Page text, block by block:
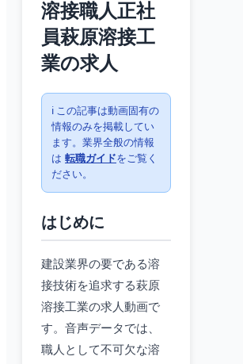
溶接職人正社
員萩原溶接工
業の求人
ℹ️ この記事は動画固有の
情報のみを掲載してい
ます。業界全般の情報
は 転職ガイドをご覧く
ださい。
はじめに
建設業界の要である溶
接技術を追求する萩原
溶接工業の求人動画で
す。音声データでは、
職人として不可欠な溶